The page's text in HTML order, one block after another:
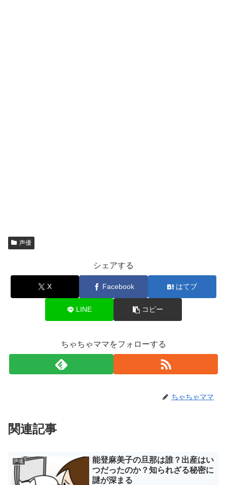
声優
シェアする
X Facebook はてブ
LINE コピー
ちゃちゃママをフォローする
ちゃちゃママ
関連記事
声優
能登麻美子の旦那は誰？出産はい
つだったのか？知られざる秘密に
謎が深まる